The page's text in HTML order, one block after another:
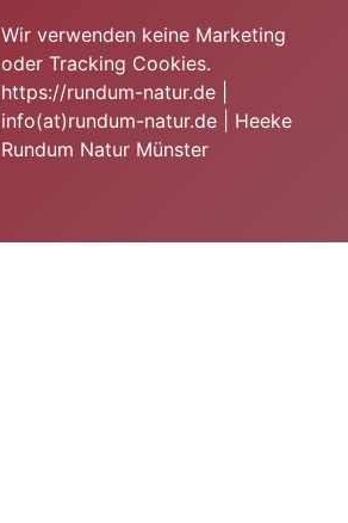
Wir verwenden keine Marketing
oder Tracking Cookies.
https://rundum-natur.de |
info(at)rundum-natur.de | Heeke
Rundum Natur Münster